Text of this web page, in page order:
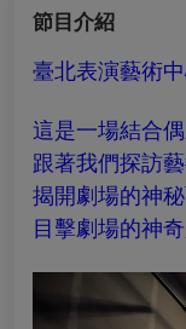
節目介紹
臺北表演藝術
這是一場結合
跟著我們探訪
揭開劇場的神秘
目擊劇場的神奇